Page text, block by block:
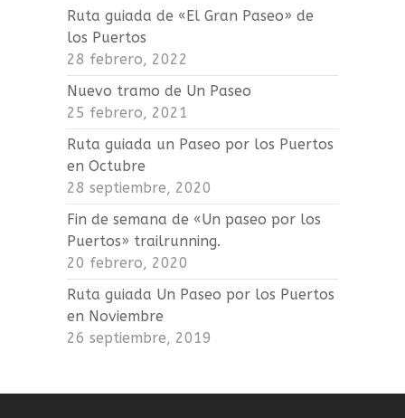
Ruta guiada de «El Gran Paseo» de
los Puertos
28 febrero, 2022
Nuevo tramo de Un Paseo
25 febrero, 2021
Ruta guiada un Paseo por los Puertos
en Octubre
28 septiembre, 2020
Fin de semana de «Un paseo por los
Puertos» trailrunning.
20 febrero, 2020
Ruta guiada Un Paseo por los Puertos
en Noviembre
26 septiembre, 2019